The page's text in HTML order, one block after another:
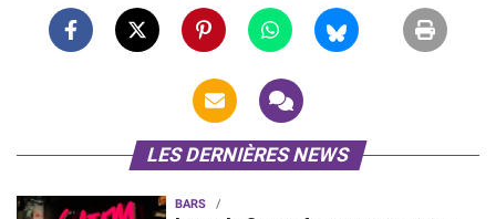
LES DERNIÈRES NEWS
BARS